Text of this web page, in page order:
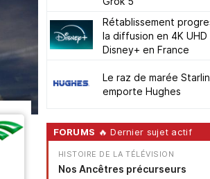
Rétablissement
la diffusion en 4K UHD
Disney+ en France
Le raz de marée
emporte Hughes
FORUMS 🔥 Dernier sujet actif
HISTOIRE DE LA TÉLÉVISION
Nos Ancêtres précurseurs